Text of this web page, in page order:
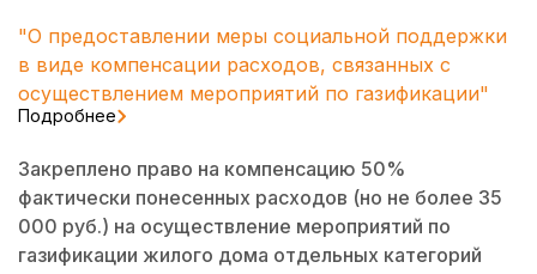
"О предоставлении меры социальной поддержки
в виде компенсации расходов, связанных с
осуществлением мероприятий по газификации"
Подробнее
Закреплено право на компенсацию 50%
фактически понесенных расходов (но не более 35
000 руб.) на осуществление мероприятий по
газификации жилого дома отдельных категорий